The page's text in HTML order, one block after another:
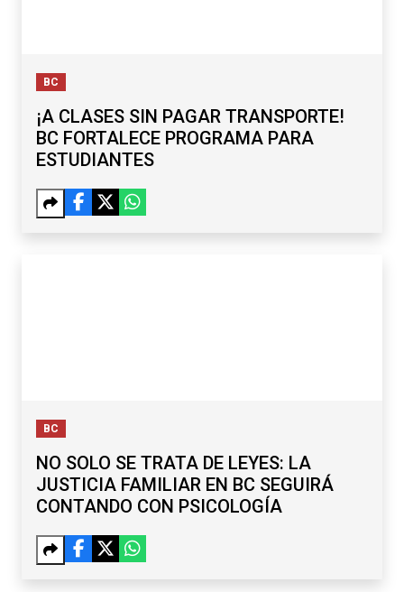
BC
¡A CLASES SIN PAGAR TRANSPORTE!
BC FORTALECE PROGRAMA PARA
ESTUDIANTES
BC
NO SOLO SE TRATA DE LEYES: LA
JUSTICIA FAMILIAR EN BC SEGUIRÁ
CONTANDO CON PSICOLOGÍA